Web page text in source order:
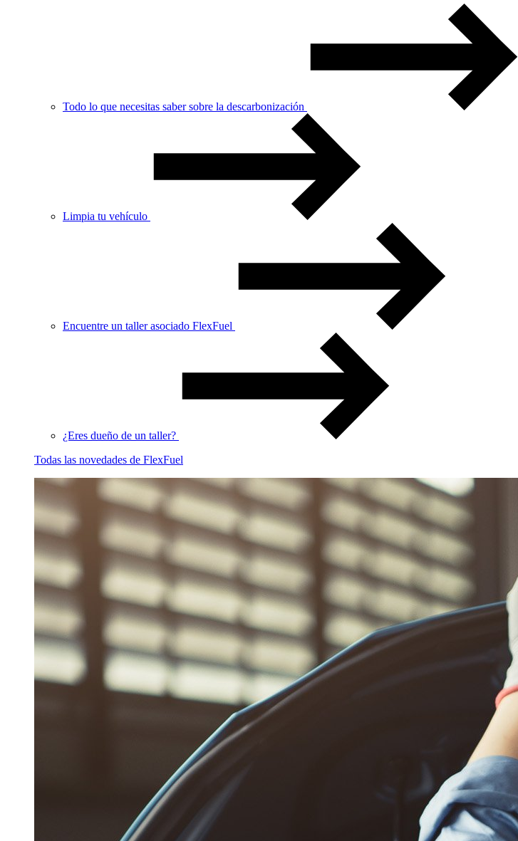
Todo lo que necesitas saber sobre la descarbonización
Limpia tu vehículo
Encuentre un taller asociado FlexFuel
¿Eres dueño de un taller?
Todas las novedades de FlexFuel